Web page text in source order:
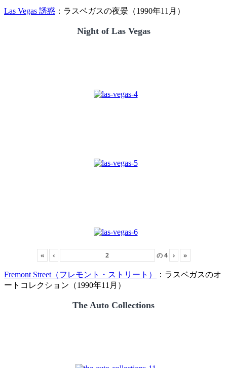
Las Vegas 誘惑 ：ラスベガスの夜景（1990年11月）
Night of Las Vegas
« ‹ の4 › »
Fremont Street（フレモント・ストリート）
：ラスベガスのオ
ートコレクション（1990年11月）
The Auto Collections